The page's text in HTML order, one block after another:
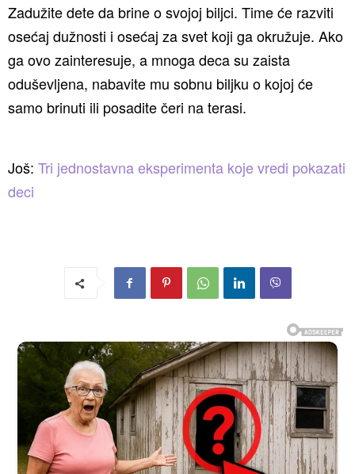
Zadužite dete da brine o svojoj biljci. Time će razviti
osećaj dužnosti i osećaj za svet koji ga okružuje. Ako
ga ovo zainteresuje, a mnoga deca su zaista
oduševljena, nabavite mu sobnu biljku o kojoj će
samo brinuti ili posadite čeri na terasi.
Još: Tri jednostavna eksperimenta koje vredi pokazati
deci